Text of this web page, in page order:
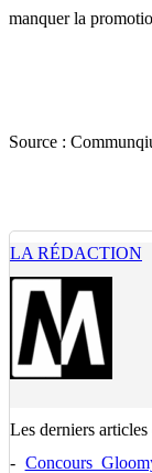
manquer la
Source :
LA RÉDACTION
Les derniers articles
- Concours